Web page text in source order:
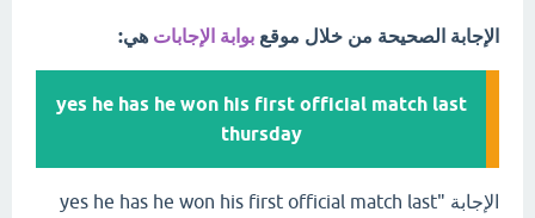
الإجابة الصحيحة من خلال موقع بوابة الإجابات هي:
yes he has he won his first official match last
thursday
الإجابة "yes he has he won his first official match last